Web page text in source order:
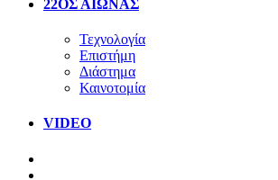
22ΟΣ ΑΙΩΝΑΣ
Τεχνολογία
Επιστήμη
Διάστημα
Καινοτομία
VIDEO